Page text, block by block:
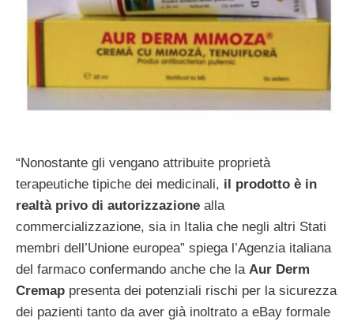
“Nonostante gli vengano attribuite proprietà
terapeutiche tipiche dei medicinali, il prodotto è in
realtà privo di autorizzazione alla
commercializzazione, sia in Italia che negli altri Stati
membri dell’Unione europea” spiega l’Agenzia italiana
del farmaco confermando anche che la Aur Derm
Cremap presenta dei potenziali rischi per la sicurezza
dei pazienti tanto da aver già inoltrato a eBay formale